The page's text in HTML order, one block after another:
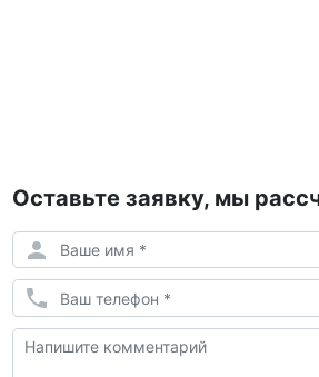
Оставьте заявку, мы